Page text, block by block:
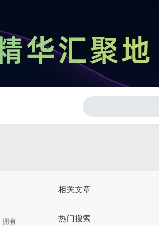
拥有
相关文章
热门搜索